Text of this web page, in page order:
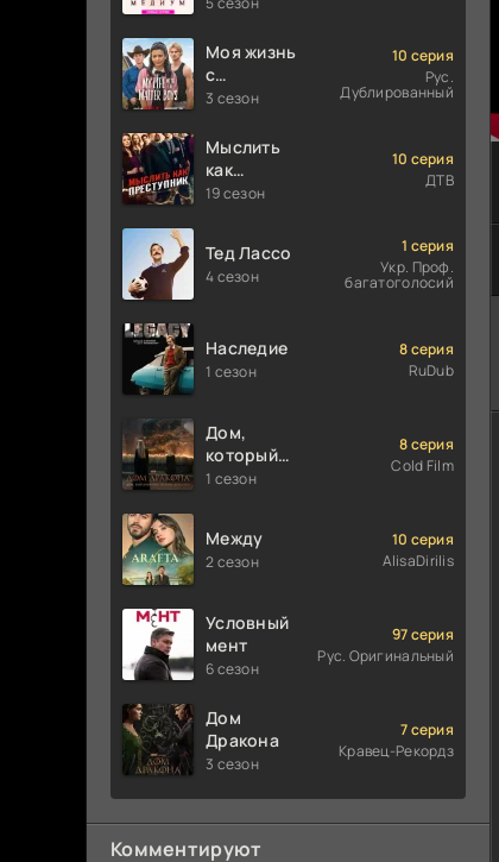
Моя жизнь
с
мальчиками
3 сезон
10 серия
Рус.
Дублированный
Мыслить
как
преступник
19 сезон
10 серия
ДТВ
Тед Лассо
4 сезон
1 серия
Укр. Проф.
багатоголосий
Наследие
1 сезон
8 серия
RuDub
Дом,
который
построили
1 сезон
8 серия
Cold Film
Между
2 сезон
10 серия
AlisaDirilis
Условный
мент
6 сезон
97 серия
Рус. Оригинальный
Дом
Дракона
3 сезон
7 серия
Кравец-Рекордз
Комментируют